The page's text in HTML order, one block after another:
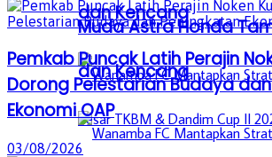
dan Kencang
Muda Astra Honda
dan Kencang
Pemkab Puncak Latih Perajin
Dorong Pelestarian Budaya
Ekonomi OAP
03/08/2026